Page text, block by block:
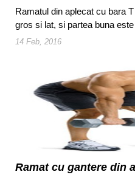
Ramatul din aplecat cu bara
gros si lat, si partea buna
14 Feb, 2016
Ramat cu gantere din